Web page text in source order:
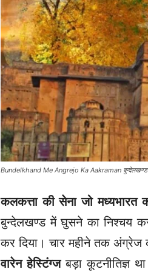
Bundelkhand Me Angrejo Ka Aakraman
कलकत्ता की सेना जो
बुन्देलखण्ड में घुसने का निश्चय
कर दिया। चार महीने तक
वारेन हेस्टिंग्जबड़ा कूटनीतिज्ञ